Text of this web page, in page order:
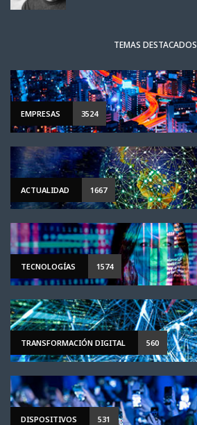
TEMAS DESTACADOS
EMPRESAS 3524
ACTUALIDAD 1667
TECNOLOGÍAS 1574
TRANSFORMACIÓN DIGITAL 560
DISPOSITIVOS 531